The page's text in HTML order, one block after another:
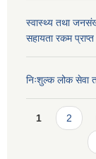
स्वास्थ्य तथा
सहायता रकम
निःशुल्क लोक सेवा
Pages
1 2